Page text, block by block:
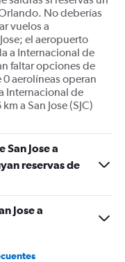
No deberías
vuelos a
el aeropuerto
a Internacional de
faltar opciones de
0 aerolíneas operan
Internacional de
a San Jose (SJC)
San Jose a
reservas de
Jose a